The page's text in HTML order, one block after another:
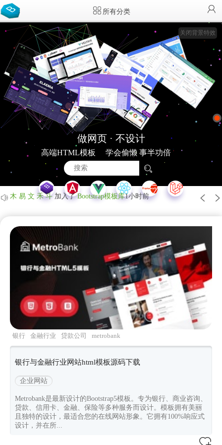
所有分类
关闭背景特效
做网页 · 不设计
高端HTML模板 学会偷懒 事半功倍
用户7850615123加入了Bootstrap模板库13分钟前
归屿加入了 Bootstrap模板库 38分钟前
晓傅同学加入了Bootstrap模板库48分钟前
ID782562 下载了一大堆鼠标悬停CSS动态特效
ID782562 黏糊糊的液体JavaScript动态特效
加入了 Bootstrap模板库1小时前
小心隙间～～ 加入了 Bootstrap模板库1小时前
木 易 文 禾 斗加入了Bootstrap模板库1小时前
§枫の笛§
Action下载了出国移民签证服务HTML5模板5小时前
Action下载了 移民与签证咨询HTML Bootstrap模板 5小时前
银行与金融行业网站html模板源码下载6小时前
※跳跳の爸爸※下载了 Next.js15后台管理系统框架模板 两小时前
Jason下载了女士服装品牌电商网站HTML5模板 4小时前
James,下载了私人飞机与航空服务HTML5模板
青阳加入了Bootstrap模板库两小时前
ID782562加入了Bootstrap模板库两小时前
ID782562下载了
BlackDemon加入了Bootstrap模板库两小时前
银行 金融行业 贷款公司 metrobank
银行与金融行业网站html模板源码下载
企业网站
Metrobank是最新设计的Bootstrap5模板。专为银行、商业咨询、
贷款、信用卡、金融、保险等多种服务而设计。模板拥有美丽
且独特的设计，最适合您的在线网站形象。它拥有100%响应式
设计，并在所...